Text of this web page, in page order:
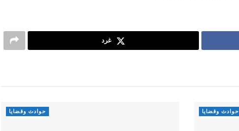
غرد
حوادث وقضايا حوادث وقضايا